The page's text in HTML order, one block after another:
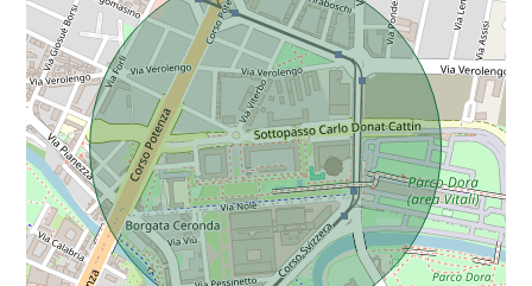
Da € 5.000.000 a € 10.000.000
Oltre € 10.000.000
Totale
mq